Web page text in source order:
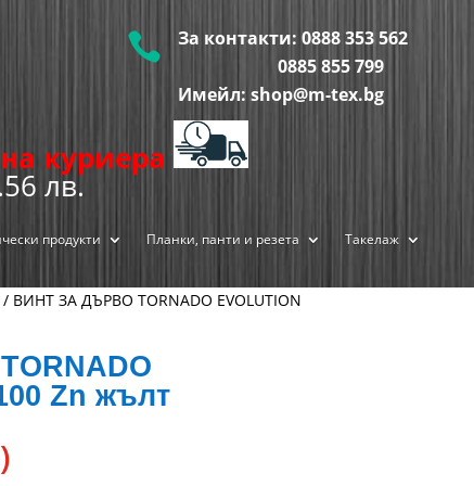
 За контакти:0888 353 562
0885 855799
Имейл: shop@m-tex.bg
куриера
лв.
продукти Планки, панти и резета Такелаж
/ ВИНТ ЗА ДЪРВО TORNADO EVOLUTION
Zn жълт